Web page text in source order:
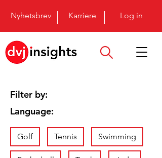
Nyhetsbrev Karriere Log in
Filter by:
Language:
Golf Tennis Swimming